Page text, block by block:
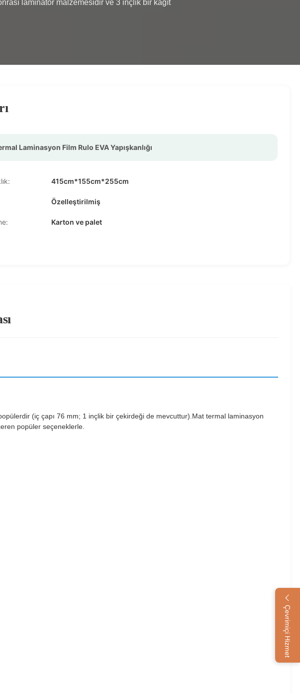
Çevrimiçi Hizmet
laminatör malzemesidir ve 3 inçlik bir kağıt
Laminasyon Film Rulo EVA Yapışkanlığı
415cm*155cm*255cm
Özelleştirilmiş
Karton ve palet
(iç çapı 76 mm; 1 inçlik bir çekirdeği de mevcuttur).Mat termal laminasyon
popüler seçeneklerle.